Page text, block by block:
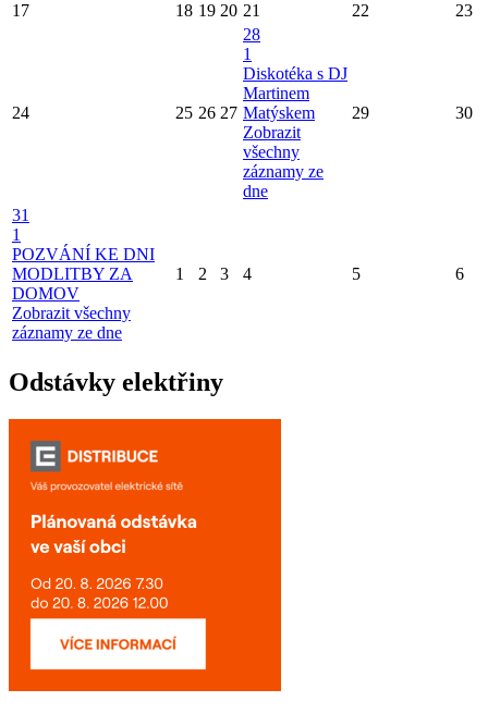
17
18 19 20 21 22 23
24 25 26 27
28
1
Diskotéka s DJ
Martinem
Matýskem
Zobrazit
všechny
záznamy ze
dne
29 30
31
1
POZVÁNÍ KE DNI
MODLITBY ZA
DOMOV
Zobrazit všechny
záznamy ze dne
1 2 3 4 5 6
Odstávky elektřiny